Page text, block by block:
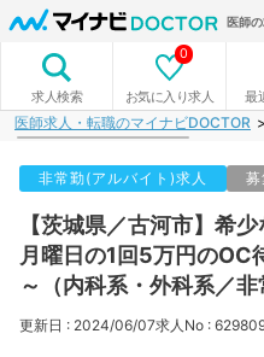
医師
求人検索 お気に入り求人
0
最
医師求人・転職のマイナビDOCTOR
非常勤(アルバイト)求人 募
【茨城県／古河市】希
月曜日の1回5万円のOC
～（内科系・外科系／非
更新日 : 2024/06/07求人No :